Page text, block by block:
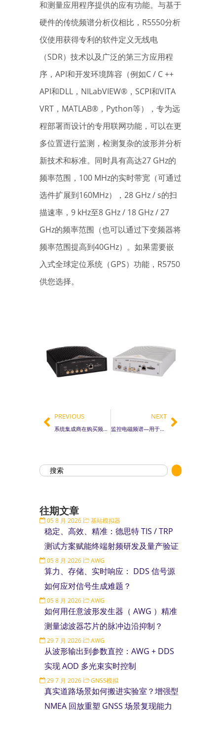
和测量应用程序提供的应有功能。与基于
硬件的传统频谱分析仪相比，R5550分析
仪使用获得专利的软件定义无线电
（SDR）技术以及广泛的第三方应用程
序，API和开发环境阵容（例如C / C ++
API和DLL，NILabVIEW®，SCPI和VITA
VRT，MATLAB®，Python等），专为远
程部署而设计的专用联网功能，可以在更
多位置进行监测，检测复杂的波形并分析
新技术和标准。同时具有高达27 GHz的
频率范围，100 MHz的实时带宽（可通过
选件扩展到160MHz），28 GHz / s的扫
描速率，9 kHz至8 GHz / 18 GHz / 27
GHz的频率范围（也可以通过下变频器将
频率范围提高到40GHz）。如果需要嵌
入式全球定位系统（GPS）功能，R5750
供您选择。
PREVIOUS
系统集成商在购买频谱分析平台时需要问的10个问题
NEXT
监控电磁频谱—用于高级态势感知和信号智能公用事业基础设施的分布式频谱分析
往期文章
05 8 月 2026 基站模拟器
稳定、高效、精准：德思特 TIS / TRP
测试方案赋能终端射频研发及量产验证
05 8 月 2026 AWG
算力、存储、实时响应： DDS 信号源
如何应对信号生成难题？
05 8 月 2026 AWG
如何用任意波形发生器（ AWG ）精准
测量滤波器芯片的脉冲边沿抑制？
29 7 月 2026 AWG
从波形输出到参数直控：AWG + DDS
实现 AOD 多光束实时控制
29 7 月 2026 GNSS模拟
真实道路场景如何搬进实验室？增强型
NMEA 回放重塑 GNSS 场景复现能力